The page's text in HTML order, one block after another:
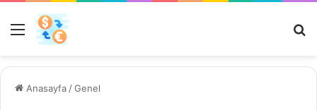
Menü
Anasayfa /Genel